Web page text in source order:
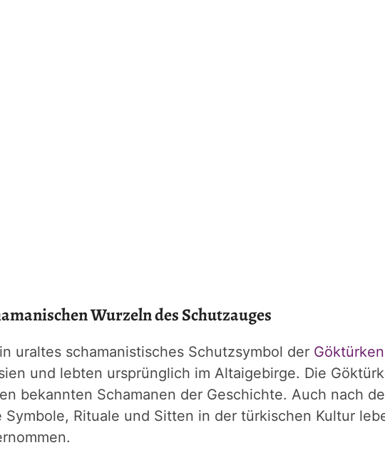
Wurzeln des Schutzauges
uraltes schamanistisches Schutzsymbol der Göktürken
und lebten ursprünglich im Altaigebirge. Die
bekannten Schamanen der Geschichte. Auch nach
Rituale und Sitten in der türkischen Kultur